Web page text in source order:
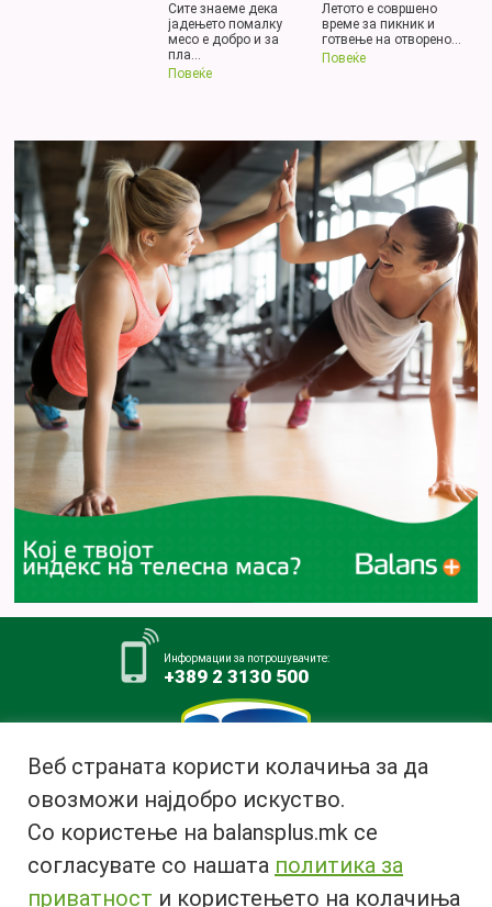
Сите знаеме дека
јадењето помалку
месо е добро и за
пла...
Повеќе
Летото е совршено
време за пикник и
готвење на отворено...
Повеќе
Информации за потрошувачите:
+389 2 3130 500
Млекара АД Битола
ул. Ѓурчин Наумов Пљакот бр.1,
7000 Битола, Република
Македонија
Веб страната користи колачиња за да
овозможи најдобро искуство.
Со користење на balansplus.mk се
согласувате со нашата политика за
приватност и користењето на колачиња